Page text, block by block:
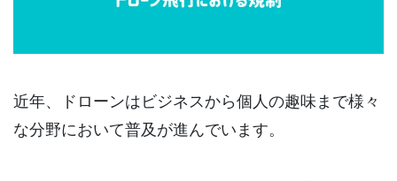
近年、ドローンはビジネスから個人の趣味まで様々
な分野において普及が進んでいます。